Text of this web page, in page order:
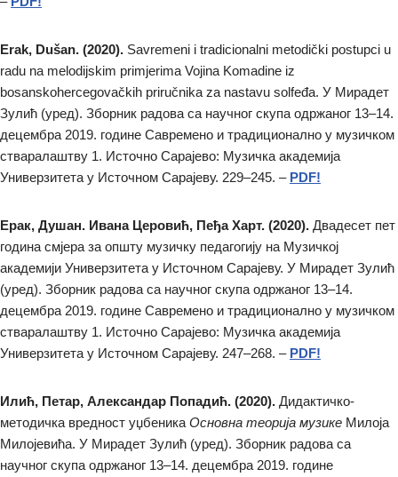
Erak, Dušan. (2020). Savremeni i tradicionalni metodički postupci u
radu na melodijskim primjerima Vojina Komadine iz
bosanskohercegovačkih priručnika za nastavu solfeđa. У Мирадет
Зулић (уред). Зборник радова са научног скупа одржаног 13–14.
децембра 2019. године Савремено и традиционално у музичком
стваралаштву 1. Источно Сарајево: Музичка академија
Универзитета у Источном Сарајеву. 229–245. – PDF!
Ерак, Душан. Ивана Церовић, Пеђа Харт. (2020). Двадесет пет
година смјера за општу музичку педагогију на Музичкој
академији Универзитета у Источном Сарајеву. У Мирадет Зулић
(уред). Зборник радова са научног скупа одржаног 13–14.
децембра 2019. године Савремено и традиционално у музичком
стваралаштву 1. Источно Сарајево: Музичка академија
Универзитета у Источном Сарајеву. 247–268. – PDF!
Илић, Петар, Александар Попадић. (2020). Дидактичко-
методичка вредност уџбеника Основна теорија музике Милоја
Милојевића. У Мирадет Зулић (уред). Зборник радова са
научног скупа одржаног 13–14. децембра 2019. године